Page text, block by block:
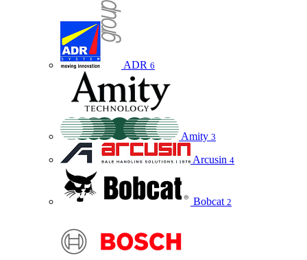
ADR 6
Amity 3
Arcusin 4
Bobcat 2